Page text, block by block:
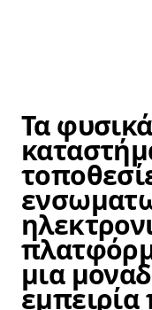
Τα
μια
εμπειρία